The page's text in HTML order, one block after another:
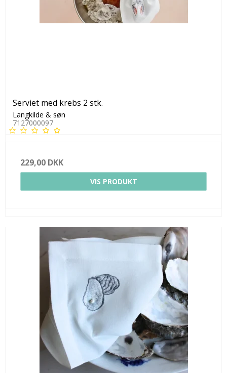
Serviet med krebs 2 stk.
Langkilde & søn
7127000097
229,00 DKK
VIS PRODUKT